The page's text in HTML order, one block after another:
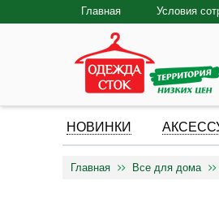
Главная Условия
НОВИНКИ
Главная Все для дома